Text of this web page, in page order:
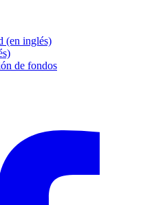
(en inglés)
de fondos